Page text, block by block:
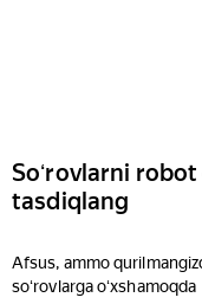
Soʻrovlarni
tasdiqlang
Afsus, ammo
soʻrovlarga oʻxshamoqda